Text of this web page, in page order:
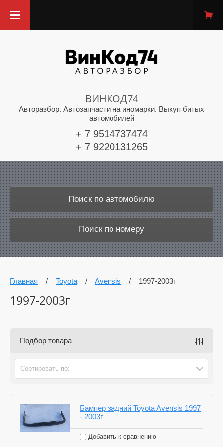
ВИНКОД74
Авторазбор. Автозапчасти на иномарки. Выкуп битых
автомобилей
+ 7 9514737474
+ 7 9220131265
Поиск по автомобилю
Поиск по номеру
Главная / Toyota / Avensis / 1997-2003г
1997-2003г
Подбор товара
Сортировать по:
Бампер задний Toyota Avensis 1997
- 2003г
Добавить к сравнению